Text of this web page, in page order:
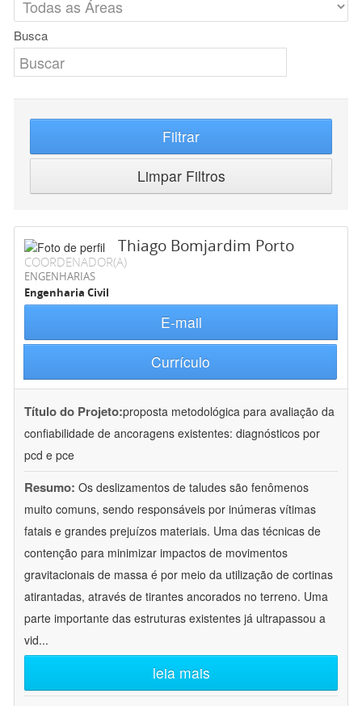
Busca
Filtrar
Limpar Filtros
Thiago Bomjardim Porto
COORDENADOR(A)
ENGENHARIAS
Engenharia Civil
E-mail
Currículo
Título do Projeto:proposta metodológica para avaliação da
confiabilidade de ancoragens existentes: diagnósticos por
pcd e pce
Resumo: Os deslizamentos de taludes são fenômenos
muito comuns, sendo responsáveis por inúmeras vítimas
fatais e grandes prejuízos materiais. Uma das técnicas de
contenção para minimizar impactos de movimentos
gravitacionais de massa é por meio da utilização de cortinas
atirantadas, através de tirantes ancorados no terreno. Uma
parte importante das estruturas existentes já ultrapassou a
vid...
leia mais